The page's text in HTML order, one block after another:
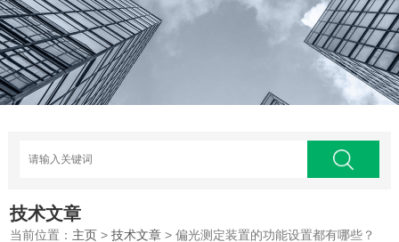
技术文章
当前位置： 主页 >技术文章 > 偏光测定装置的功能设置都有哪些？